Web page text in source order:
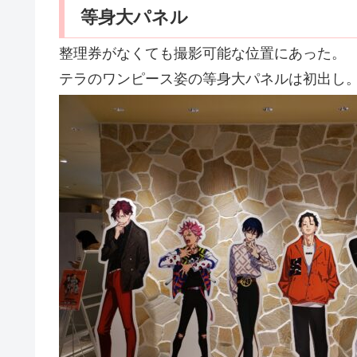
等身大パネル
整理券がなくても撮影可能な位置にあった。
テラのワンピース姿の等身大パネルは初出し